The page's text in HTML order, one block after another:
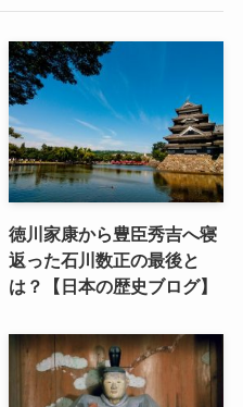
徳川家康から豊臣秀吉へ寝
返った石川数正の最後と
は？【日本の歴史ブログ】